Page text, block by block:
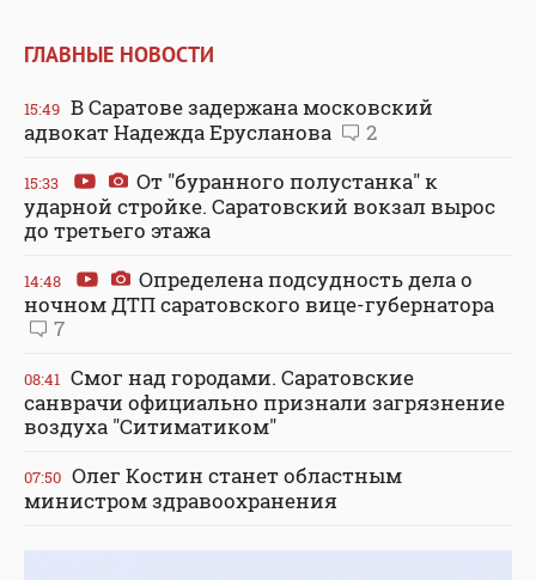
ГЛАВНЫЕ НОВОСТИ
15:49 В Саратове задержана московский
адвокат Надежда Ерусланова
2
15:33
От "буранного полустанка" к
ударной стройке. Саратовский вокзал вырос
до третьего этажа
14:48
Определена подсудность дела о
ночном ДТП саратовского вице-губернатора
7
08:41 Смог над городами. Саратовские
санврачи официально признали загрязнение
воздуха "Ситиматиком"
07:50 Олег Костин станет областным
министром здравоохранения